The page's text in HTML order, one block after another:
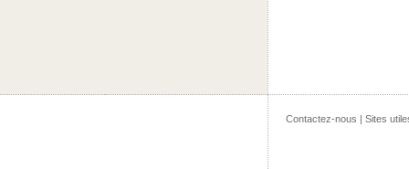
Contactez-nous | Sites